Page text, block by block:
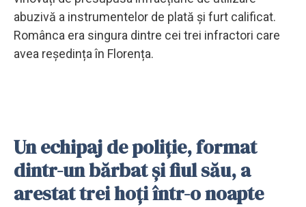
abuzivă a instrumentelor de plată și furt calificat.
Românca era singura dintre cei trei infractori care
avea reședința în Florența.
Un echipaj de poliție, format
dintr-un bărbat și fiul său, a
arestat trei hoți într-o noapte